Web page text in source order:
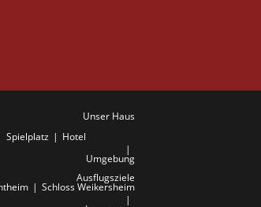
Unser Haus
Spielplatz
Hotel
Umgebung
Ausflugsziele
Schloss Weikersheim